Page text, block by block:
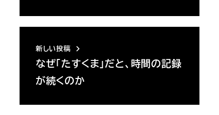
新しい投稿
なぜ「たすくま」だと、時間の記録
が続くのか